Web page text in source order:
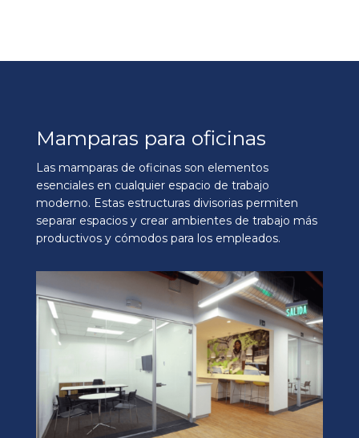
Mamparas para oficinas
Las mamparas de oficinas son elementos
esenciales en cualquier espacio de trabajo
moderno. Estas estructuras divisorias permiten
separar espacios y crear ambientes de trabajo más
productivos y cómodos para los empleados.